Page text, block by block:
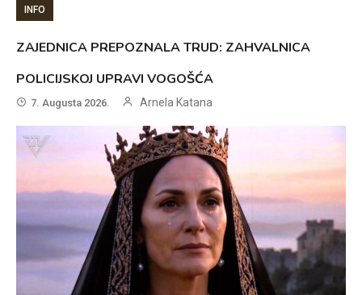
INFO
ZAJEDNICA PREPOZNALA TRUD: ZAHVALNICA
POLICIJSKOJ UPRAVI VOGOŠĆA
7. Augusta 2026. Arnela Katana